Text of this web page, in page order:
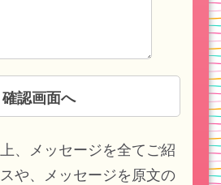
、メッセージを全てご紹
や、メッセージを原文の